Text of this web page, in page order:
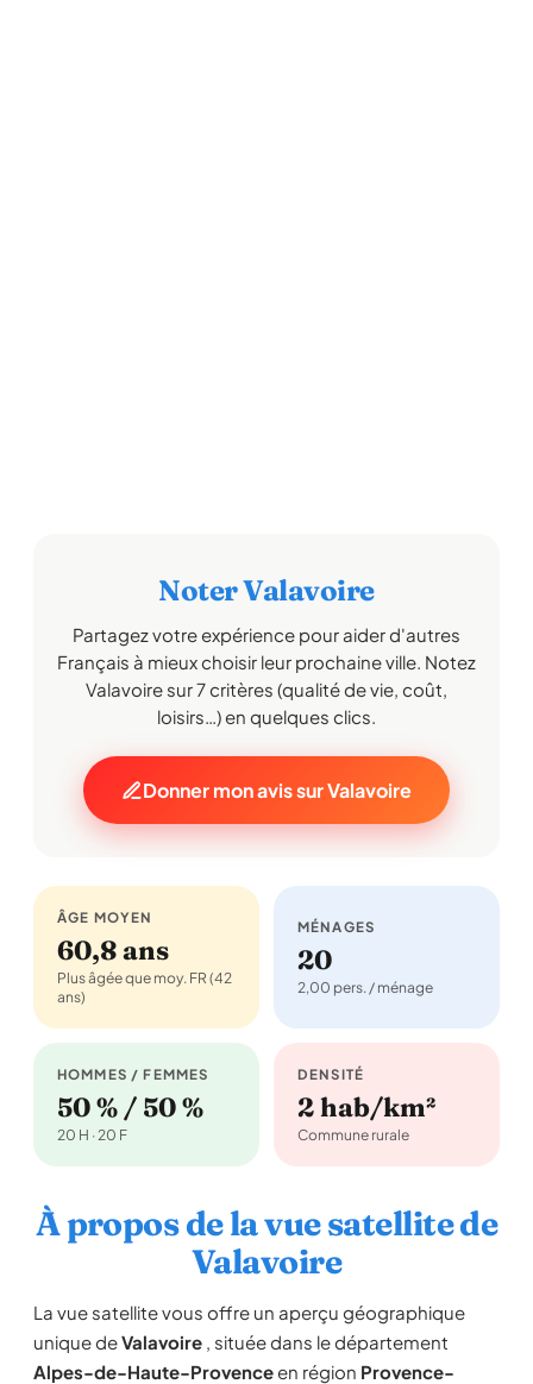
Noter Valavoire
Partagez votre expérience pour aider d'autres
Français à mieux choisir leur prochaine ville. Notez
Valavoire sur 7 critères (qualité de vie, coût,
loisirs…) en quelques clics.
Donner mon avis sur Valavoire
ÂGE MOYEN
60,8 ans
Plus âgée que moy. FR (42
ans)
MÉNAGES
20
2,00 pers. / ménage
HOMMES / FEMMES
50 % / 50 %
20 H · 20 F
DENSITÉ
2 hab/km²
Commune rurale
À propos de la vue satellite de
Valavoire
La vue satellite vous offre un aperçu géographique
unique deValavoire , située dans le département
Alpes-de-Haute-Provenceen région Provence-